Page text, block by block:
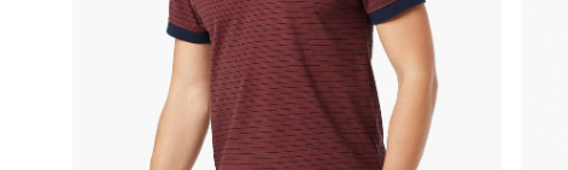
ona özel - erkek
ona özel - kadın